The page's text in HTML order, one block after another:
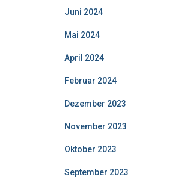
Juni 2024
Mai 2024
April 2024
Februar 2024
Dezember 2023
November 2023
Oktober 2023
September 2023